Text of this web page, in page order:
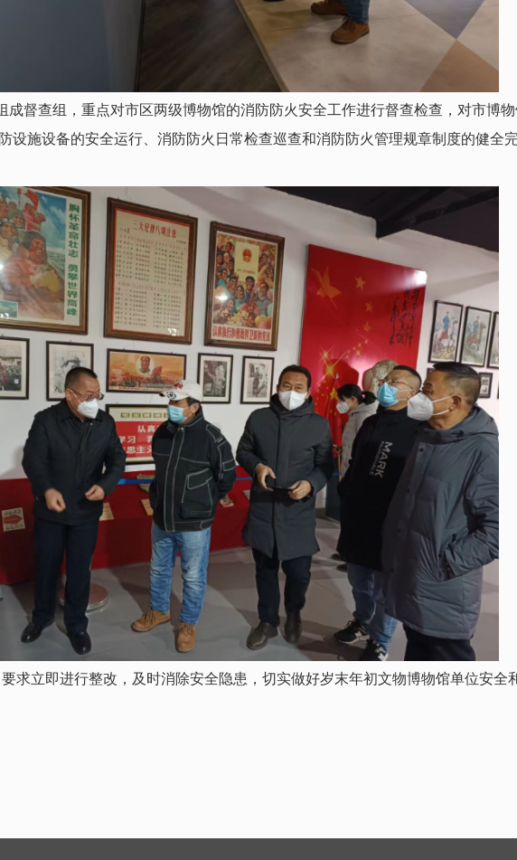
督查组，重点对市区两级博物馆的消防防火安全工作进行督查检查，对市博
设施设备的安全运行、消防防火日常检查巡查和消防防火管理规章制度的健全
求立即进行整改，及时消除安全隐患，切实做好岁末年初文物博物馆单位安全